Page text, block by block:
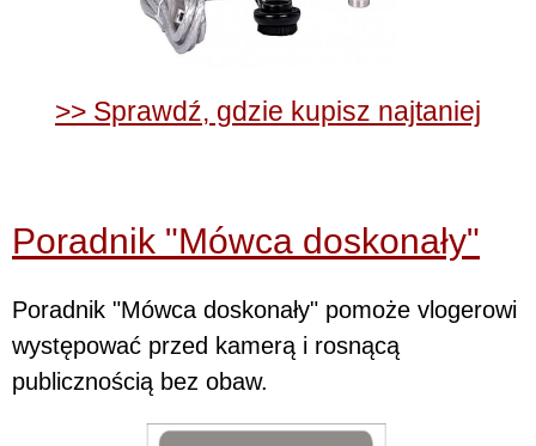
>> Sprawdź, gdzie kupisz najtaniej
Poradnik "Mówca doskonały"
Poradnik "Mówca doskonały" pomoże vlogerowi
występować przed kamerą i rosnącą
publicznością bez obaw.